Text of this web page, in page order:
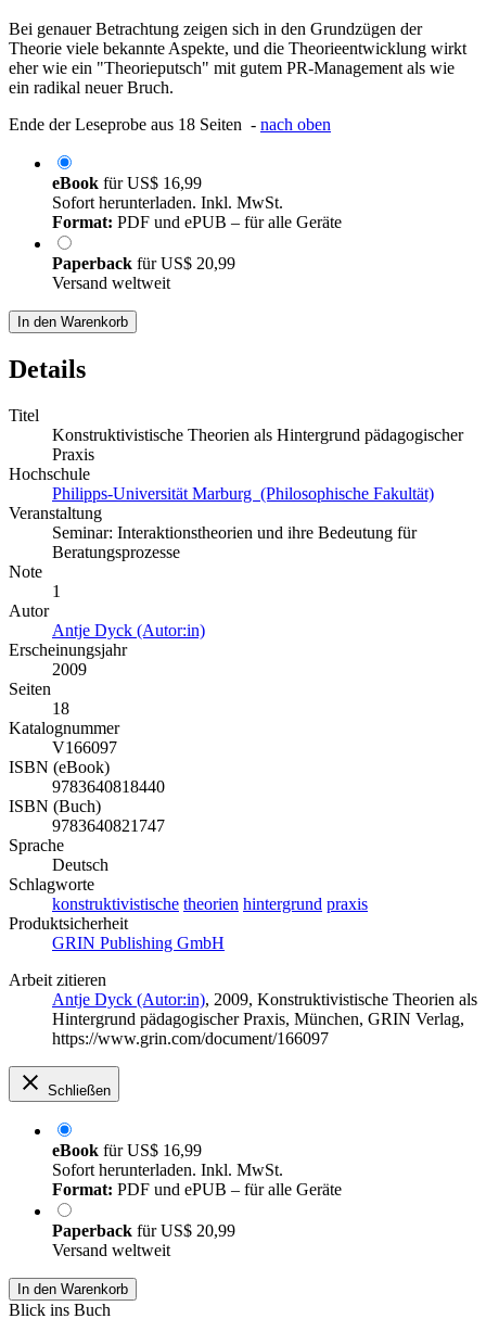
Bei genauer Betrachtung zeigen sich in den Grundzügen der
Theorie viele bekannte Aspekte, und die Theorieentwicklung wirkt
eher wie ein "Theorieputsch" mit gutem PR-Management als wie
ein radikal neuer Bruch.
Ende der Leseprobe aus 18 Seiten - nach oben
eBook fürUS$ 16,99
Sofort herunterladen. Inkl. MwSt.
Format: PDF und ePUB – für alle Geräte
Paperback fürUS$ 20,99
Versand weltweit
In den Warenkorb
Details
Titel
Konstruktivistische Theorien als Hintergrund pädagogischer
Praxis
Hochschule
Philipps-Universität Marburg (Philosophische Fakultät)
Veranstaltung
Seminar: Interaktionstheorien und ihre Bedeutung für
Beratungsprozesse
Note
1
Autor
Antje Dyck (Autor:in)
Erscheinungsjahr
2009
Seiten
18
Katalognummer
V166097
ISBN (eBook)
9783640818440
ISBN (Buch)
9783640821747
Sprache
Deutsch
Schlagworte
konstruktivistische theorien hintergrund praxis
Produktsicherheit
GRIN Publishing GmbH
Arbeit zitieren
Antje Dyck (Autor:in), 2009, Konstruktivistische Theorien als
Hintergrund pädagogischer Praxis, München, GRIN Verlag,
https://www.grin.com/document/166097
Schließen
eBook fürUS$ 16,99
Sofort herunterladen. Inkl. MwSt.
Format: PDF und ePUB – für alle Geräte
Paperback fürUS$ 20,99
Versand weltweit
In den Warenkorb
Blick ins Buch